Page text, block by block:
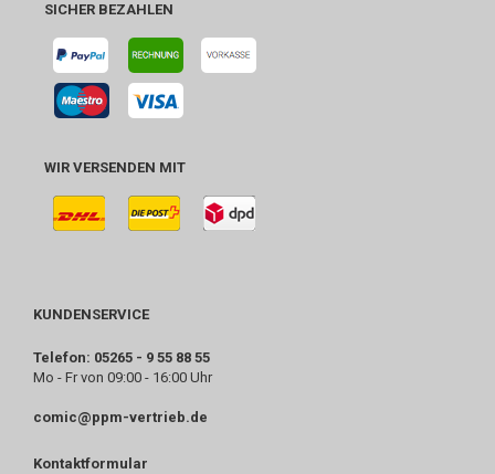
SICHER BEZAHLEN
WIR VERSENDEN MIT
KUNDENSERVICE
Telefon: 05265 - 9 55 88 55
Mo - Fr von 09:00 - 16:00 Uhr
comic@ppm-vertrieb.de
Kontaktformular